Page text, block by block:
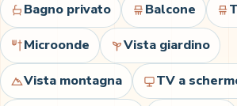
Bagno privato Balcone
Microonde Vista giardino
Vista montagna TV a